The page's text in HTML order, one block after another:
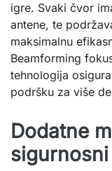
igre. Svaki čvor
antene, te
maksimalnu
Beamforming
tehnologija
podršku za više
Dodatne